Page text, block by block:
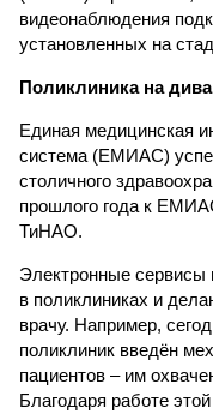
видеонаблюдения
установленных на
Поликлиника на
Единая медицинская
система (ЕМИАС)
столичного
прошлого года к
ТиНАО.
Электронные сервисы
в поликлиниках и
врачу. Например,
поликлиник введён
пациентов – им
Благодаря работе